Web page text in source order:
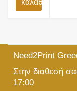
Need2Print
Στην διαθεσή
17:00